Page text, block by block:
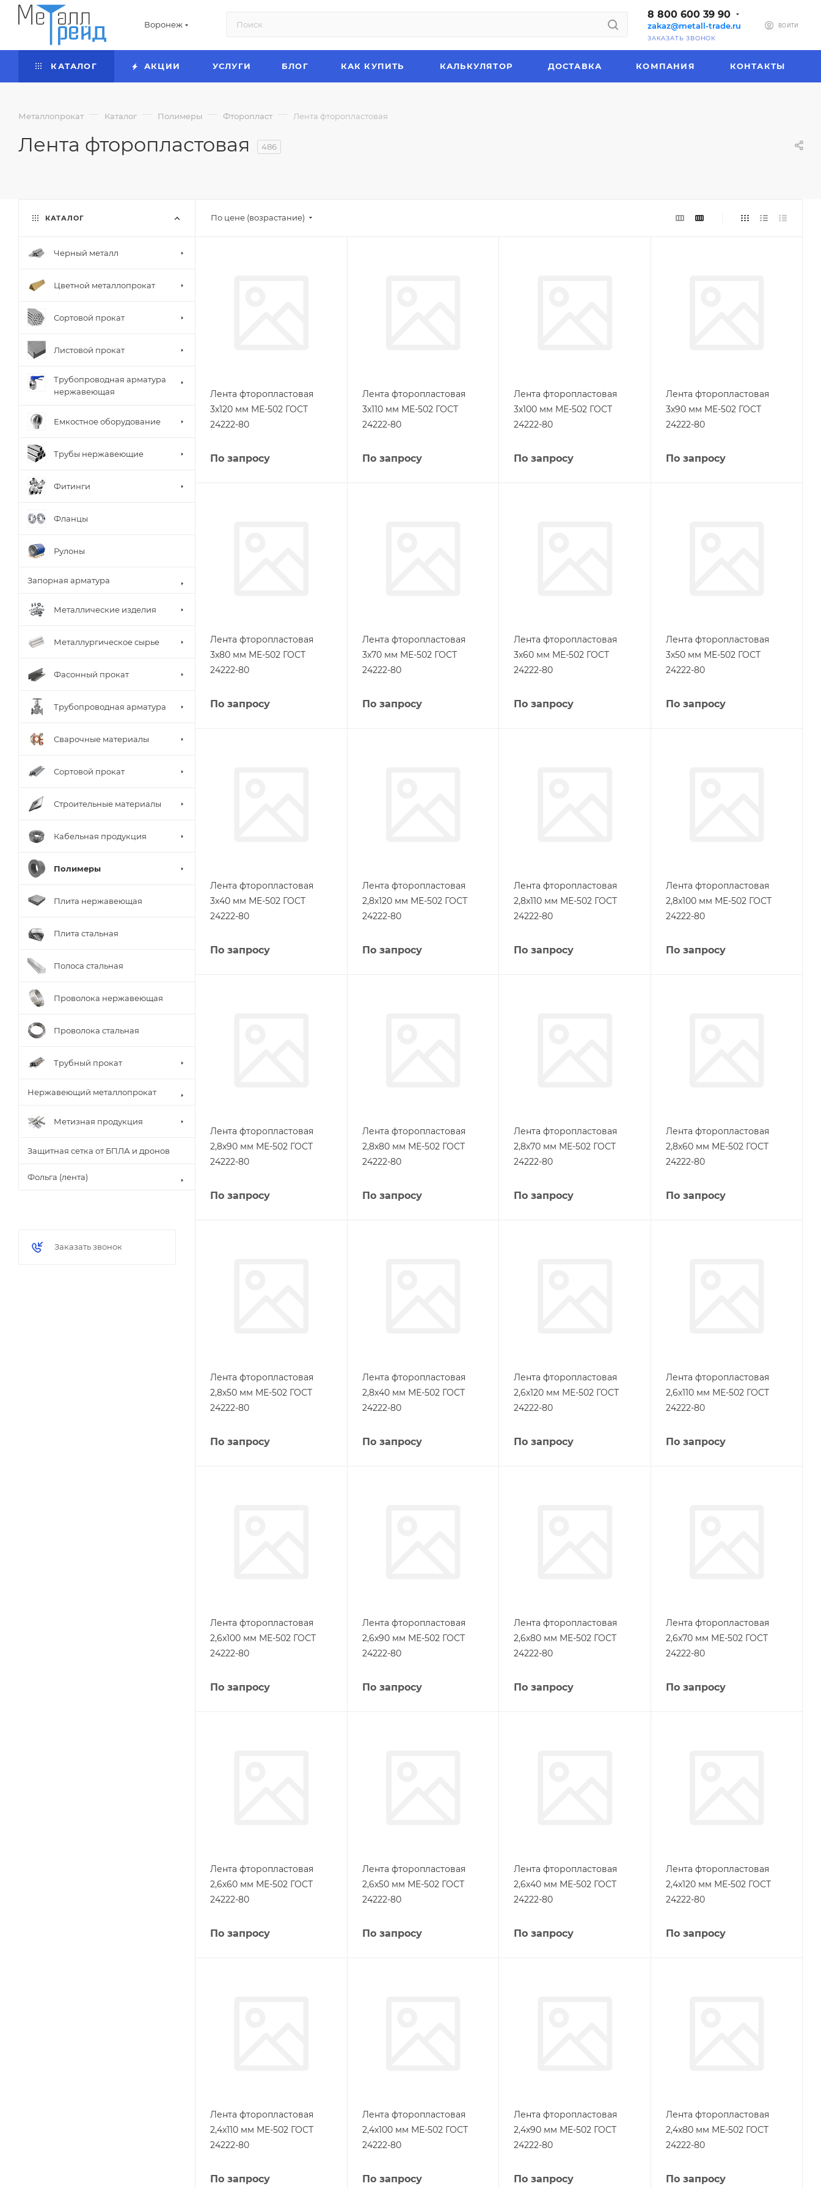
Воронеж
8 800 600 39 90
zakaz@metall-trade.ru
ЗАКАЗАТЬ ЗВОНОК
ВОЙТИ
КАТАЛОГ АКЦИИ УСЛУГИ БЛОГ КАК КУПИТЬ КАЛЬКУЛЯТОР ДОСТАВКА КОМПАНИЯ КОНТАКТЫ
Металлопрокат — Каталог — Полимеры — Фторопласт — Лента фторопластовая
Лента фторопластовая 486
По цене (возрастание)
Лента фторопластовая
3х120 мм МЕ-502 ГОСТ
24222-80
По запросу
Лента фторопластовая
3х110 мм МЕ-502 ГОСТ
24222-80
По запросу
Лента фторопластовая
3х100 мм МЕ-502 ГОСТ
24222-80
По запросу
Лента фторопластовая
3х90 мм МЕ-502 ГОСТ
24222-80
По запросу
Лента фторопластовая
3х80 мм МЕ-502 ГОСТ
24222-80
По запросу
Лента фторопластовая
3х70 мм МЕ-502 ГОСТ
24222-80
По запросу
Лента фторопластовая
3х60 мм МЕ-502 ГОСТ
24222-80
По запросу
Лента фторопластовая
3х50 мм МЕ-502 ГОСТ
24222-80
По запросу
Лента фторопластовая
3х40 мм МЕ-502 ГОСТ
24222-80
По запросу
Лента фторопластовая
2,8х120 мм МЕ-502 ГОСТ
24222-80
По запросу
Лента фторопластовая
2,8х110 мм МЕ-502 ГОСТ
24222-80
По запросу
Лента фторопластовая
2,8х100 мм МЕ-502 ГОСТ
24222-80
По запросу
Лента фторопластовая
2,8х90 мм МЕ-502 ГОСТ
24222-80
По запросу
Лента фторопластовая
2,8х80 мм МЕ-502 ГОСТ
24222-80
По запросу
Лента фторопластовая
2,8х70 мм МЕ-502 ГОСТ
24222-80
По запросу
Лента фторопластовая
2,8х60 мм МЕ-502 ГОСТ
24222-80
По запросу
Лента фторопластовая
2,8х50 мм МЕ-502 ГОСТ
24222-80
По запросу
Лента фторопластовая
2,8х40 мм МЕ-502 ГОСТ
24222-80
По запросу
Лента фторопластовая
2,6х120 мм МЕ-502 ГОСТ
24222-80
По запросу
Лента фторопластовая
2,6х110 мм МЕ-502 ГОСТ
24222-80
По запросу
Лента фторопластовая
2,6х100 мм МЕ-502 ГОСТ
24222-80
По запросу
Лента фторопластовая
2,6х90 мм МЕ-502 ГОСТ
24222-80
По запросу
Лента фторопластовая
2,6х80 мм МЕ-502 ГОСТ
24222-80
По запросу
Лента фторопластовая
2,6х70 мм МЕ-502 ГОСТ
24222-80
По запросу
Лента фторопластовая
2,6х60 мм МЕ-502 ГОСТ
24222-80
По запросу
Лента фторопластовая
2,6х50 мм МЕ-502 ГОСТ
24222-80
По запросу
Лента фторопластовая
2,6х40 мм МЕ-502 ГОСТ
24222-80
По запросу
Лента фторопластовая
2,4х120 мм МЕ-502 ГОСТ
24222-80
По запросу
Лента фторопластовая
2,4х110 мм МЕ-502 ГОСТ
24222-80
По запросу
Лента фторопластовая
2,4х100 мм МЕ-502 ГОСТ
24222-80
По запросу
Лента фторопластовая
2,4х90 мм МЕ-502 ГОСТ
24222-80
По запросу
Лента фторопластовая
2,4х80 мм МЕ-502 ГОСТ
24222-80
По запросу
КАТАЛОГ
Черный металл
Цветной металлопрокат
Сортовой прокат
Листовой прокат
Трубопроводная арматура
нержавеющая
Емкостное оборудование
Трубы нержавеющие
Фитинги
Фланцы
Рулоны
Запорная арматура
Металлические изделия
Металлургическое сырье
Фасонный прокат
Трубопроводная арматура
Сварочные материалы
Сортовой прокат
Строительные материалы
Кабельная продукция
Полимеры
Плита нержавеющая
Плита стальная
Полоса стальная
Проволока нержавеющая
Проволока стальная
Трубный прокат
Нержавеющий металлопрокат
Метизная продукция
Защитная сетка от БПЛА и дронов
Фольга (лента)
Заказать звонок